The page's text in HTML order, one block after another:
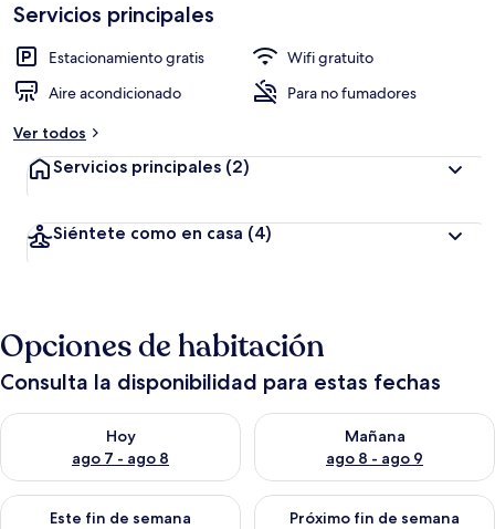
Servicios principales
Estacionamiento gratis
Wifi gratuito
Aire acondicionado
Para no fumadores
Ver todos
Servicios principales (2)
Siéntete como en casa (4)
Opciones de habitación
Consulta la disponibilidad para estas fechas
Hoy
ago 7 - ago 8
Consulta la disponibilidad para hoy ago 7 - ago 8
Mañana
ago 8 - ago 9
Consulta la disponibilidad
Este fin de semana
Consulta la disponibilidad para este fin de semana ago 7 -
Próximo fin de semana
Consulta la disponibilidad